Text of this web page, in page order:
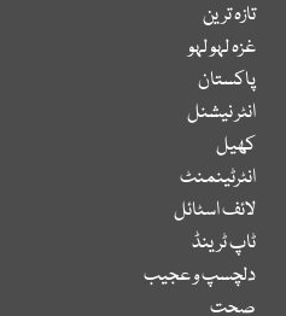
تازہ ترین
غزہ لہو لہو
پاکستان
انٹر نیشنل
کھیل
انٹرٹینمنٹ
لائف اسٹائل
ٹاپ ٹرینڈ
دلچسپ و عجیب
صحت